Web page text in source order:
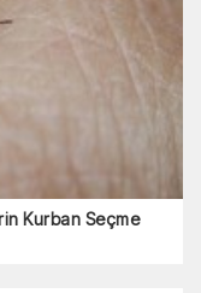
Kurban Seçme